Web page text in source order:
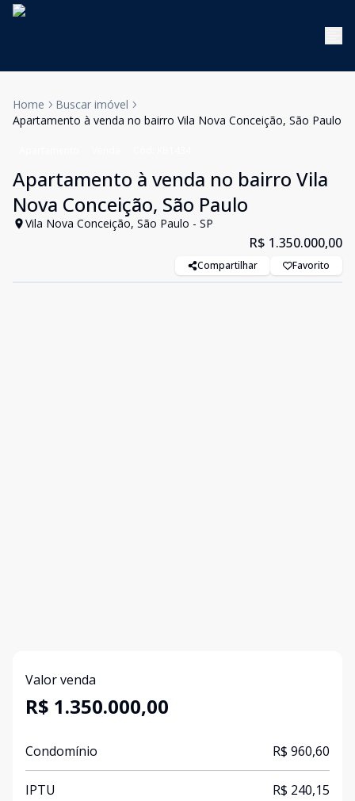
Home
Buscar imóvel
Apartamento à venda no bairro Vila Nova Conceição, São Paulo
Apartamento à venda no bairro Vila
Nova Conceição, São Paulo
Vila Nova Conceição, São Paulo - SP
R$ 1.350.000,00
Compartilhar Favorito
Valor venda
R$ 1.350.000,00
Condomínio R$ 960,60
IPTU R$ 240,15